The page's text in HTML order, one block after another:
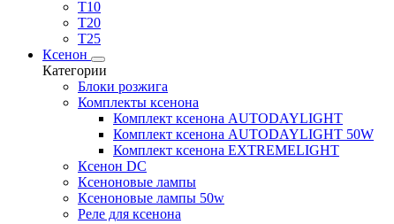
T10
T20
T25
Ксенон
Категории
Блоки розжига
Комплекты ксенона
Комплект ксенона AUTODAYLIGHT
Комплект ксенона AUTODAYLIGHT 50W
Комплект ксенона EXTREMELIGHT
Ксенон DC
Ксеноновые лампы
Ксеноновые лампы 50w
Реле для ксенона